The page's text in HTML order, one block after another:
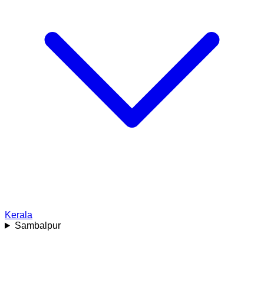
Kerala
Sambalpur